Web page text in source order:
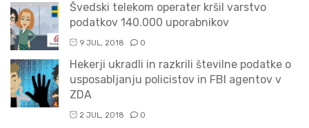
Švedski telekom operater kršil varstvo
podatkov 140.000 uporabnikov
9 JUL, 2018 0
Hekerji ukradli in razkrili številne podatke o
usposabljanju policistov in FBI agentov v
ZDA
2 JUL, 2018 0